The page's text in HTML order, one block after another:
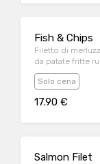
Fish & Chips
Filetto di
da patate fritte
Solo cena
17.90 €
Salmon Filet